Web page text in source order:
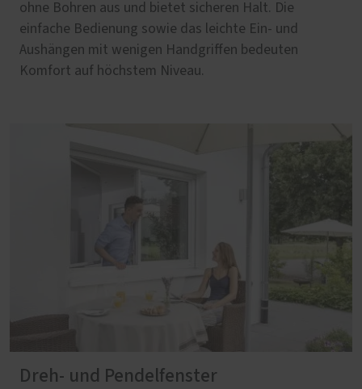
ohne Bohren aus und bietet sicheren Halt. Die
einfache Bedienung sowie das leichte Ein- und
Aushängen mit wenigen Handgriffen bedeuten
Komfort auf höchstem Niveau.
Dreh- und Pendelfenster